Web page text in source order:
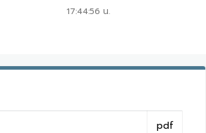
17:44:56 น.
pdf